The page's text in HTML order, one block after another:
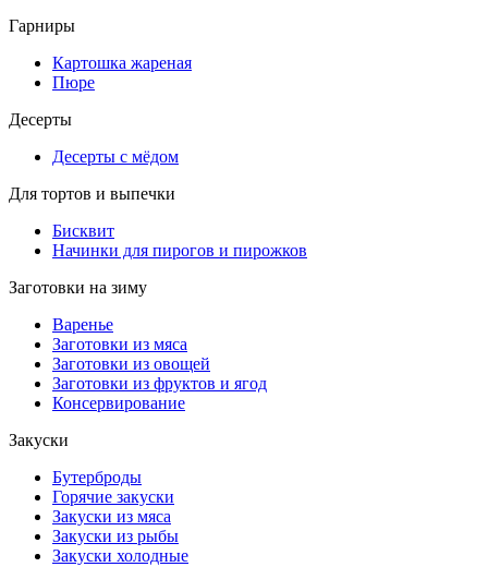
Гарниры
Картошка жареная
Пюре
Десерты
Десерты с мёдом
Для тортов и выпечки
Бисквит
Начинки для пирогов и пирожков
Заготовки на зиму
Варенье
Заготовки из мяса
Заготовки из овощей
Заготовки из фруктов и ягод
Консервирование
Закуски
Бутерброды
Горячие закуски
Закуски из мяса
Закуски из рыбы
Закуски холодные